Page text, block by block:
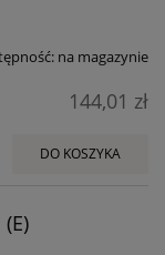
na magazynie
144,01 zł
DO KOSZYKA